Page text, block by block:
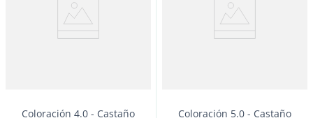
Comprar
Coloración 4.0 - Castaño Coloración 5.0 - Castaño